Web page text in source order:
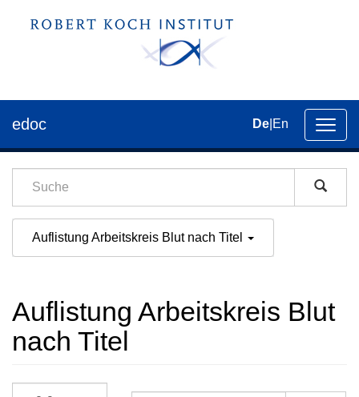
der
edoc De En
Auflistung Arbeitskreis Blut nach Titel
Auflistung Arbeitskreis Blut
nach Titel